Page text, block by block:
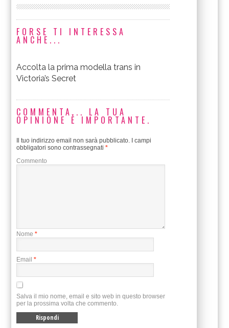
FORSE TI INTERESSA
ANCHE...
Accolta la prima modella trans in
Victoria’s Secret
COMMENTA... LA TUA
OPINIONE È IMPORTANTE.
Il tuo indirizzo email non sarà pubblicato. I campi
obbligatori sono contrassegnati*
Commento
Nome *
Email *
Salva il mio nome, email e sito web in questo browser
per la prossima volta che commento.